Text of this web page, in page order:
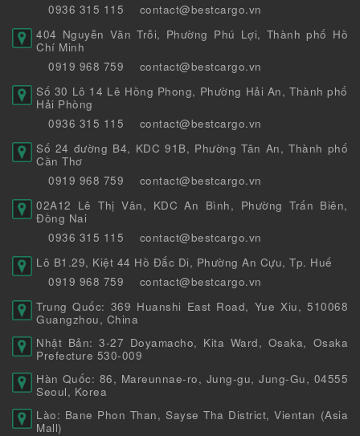
0936 315 115
contact@bestcargo.vn
404 Nguyễn Văn Trỗi, Phường Phú Lợi, Thành phố Hồ
Chí Minh
0919 968 759
contact@bestcargo.vn
Số 30 Lô 14 Lê Hồng Phong, Phường Hải An, Thành phố
Hải Phòng
0936 315 115
contact@bestcargo.vn
Số 24 đường B4, KDC 91B, Phường Tân An, Thành phố
Cần Thơ
0919 968 759
contact@bestcargo.vn
02A12 Lê Thị Vân, KDC An Bình, Phường Trấn Biên,
Đồng Nai
0936 315 115
contact@bestcargo.vn
Lô B1.29, Kiệt 44 Hồ Đắc Di, Phường An Cựu, Tp. Huế
0919 968 759
contact@bestcargo.vn
Trung Quốc: 369 Huanshi East Road, Yue Xiu, 510068
Guangzhou, China
Nhật Bản: 3-27 Doyamacho, Kita Ward, Osaka, Osaka
Prefecture 530-009
Hàn Quốc: 86, Mareunnae-ro, Jung-gu, Jung-Gu, 04555
Seoul, Korea
Lào: Bane Phon Than, Sayse Tha District, Vientan (Asia
Mall)